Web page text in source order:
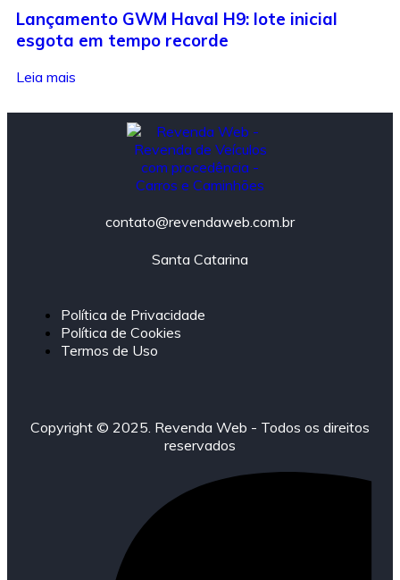
Lançamento GWM Haval H9: lote inicial
esgota em tempo recorde
Leia mais
contato@revendaweb.com.br
Santa Catarina
Política de Privacidade
Política de Cookies
Termos de Uso
Copyright © 2025. Revenda Web - Todos os direitos
reservados